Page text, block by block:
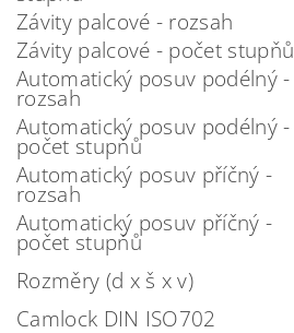
Závity palcové - rozsah
Závity palcové - počet stupňů
Automatický posuv podélný -
rozsah
Automatický posuv podélný -
počet stupňů
Automatický posuv příčný -
rozsah
Automatický posuv příčný -
počet stupňů
Rozměry (d x š x v)
Camlock DIN ISO702